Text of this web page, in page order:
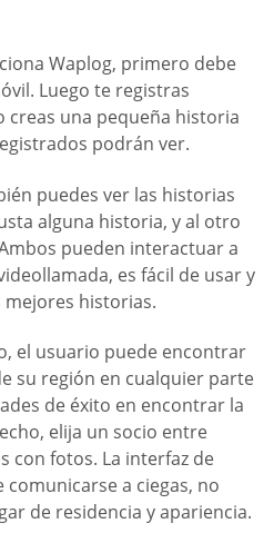
Waplog, primero debe
Luego te registras
creas una pequeña historia
podrán ver.
puedes ver las historias
alguna historia, y al otro
pueden interactuar a
es fácil de usar y
historias.
el usuario puede encontrar
su región en cualquier parte
de éxito en encontrar la
elija un socio entre
con fotos. La interfaz de
a ciegas, no
de residencia y apariencia.